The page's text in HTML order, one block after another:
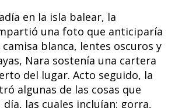
en la isla balear, la
una foto que anticiparía
camisa blanca, lentes oscuros y
Nara sostenía una cartera
del lugar. Acto seguido, la
algunas de las cosas que
las cuales incluían: gorra,